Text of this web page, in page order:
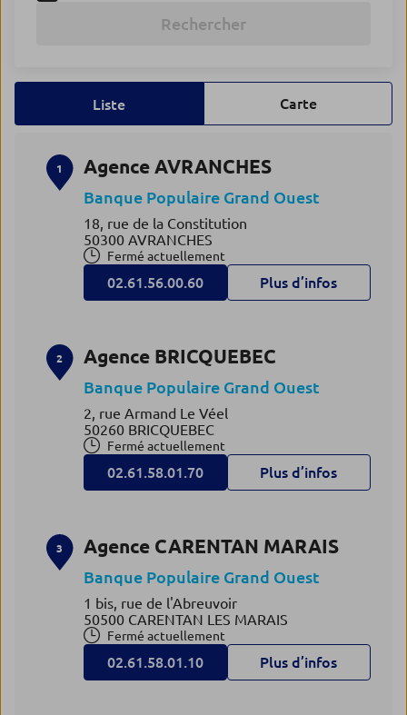
Rechercher
Liste Carte
1 Agence AVRANCHES
Banque Populaire Grand Ouest
18, rue de la Constitution
50300 AVRANCHES
Fermé actuellement
02.61.56.00.60 Plus d’infos
2 Agence BRICQUEBEC
Banque Populaire Grand Ouest
2, rue Armand Le Véel
50260 BRICQUEBEC
Fermé actuellement
02.61.58.01.70 Plus d’infos
3 Agence CARENTAN MARAIS
Banque Populaire Grand Ouest
1 bis, rue de l'Abreuvoir
50500 CARENTAN LES MARAIS
Fermé actuellement
02.61.58.01.10 Plus d’infos